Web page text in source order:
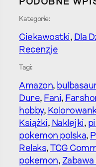
PODOBNE
Kategorie:
Ciekawostki, Dla
Recenzje
Tagi:
Amazon,
Dure, Fani,
hobby,
Książki, Naklejki,
pokemon polska,
Relaks, TCG
pokemon, Zabawa